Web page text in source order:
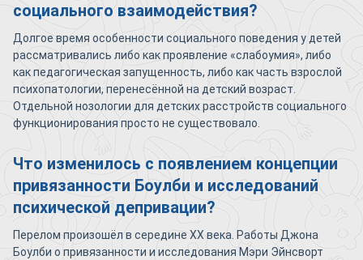
социального взаимодействия?
Долгое время особенности социального поведения у детей
рассматривались либо как проявление «слабоумия», либо
как педагогическая запущенность, либо как часть взрослой
психопатологии, перенесённой на детский возраст.
Отдельной нозологии для детских расстройств социального
функционирования просто не существовало.
Что изменилось с появлением концепции
привязанности Боулби и исследований
психической депривации?
Перелом произошёл в середине XX века. Работы Джона
Боулби о привязанности и исследования Мэри Эйнсворт